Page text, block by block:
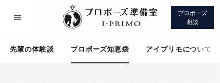
プロポーズ
相談
先輩の体験談 プロポーズ知恵袋 アイプリモについて